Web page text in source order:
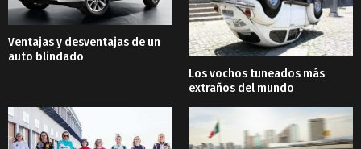
Ventajas y desventajas de un
auto blindado
Los vochos tuneados más
extraños del mundo